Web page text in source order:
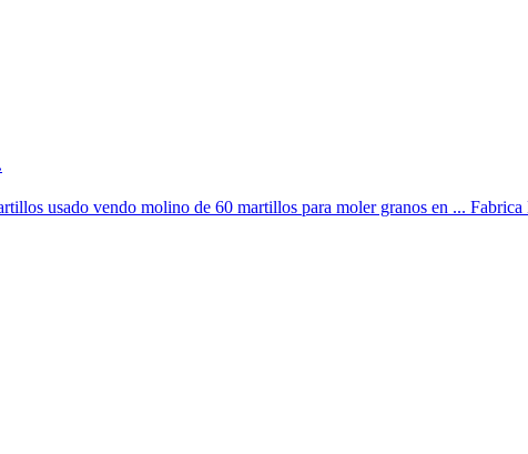
usado vendo molino de 60 martillos para moler granos en ...